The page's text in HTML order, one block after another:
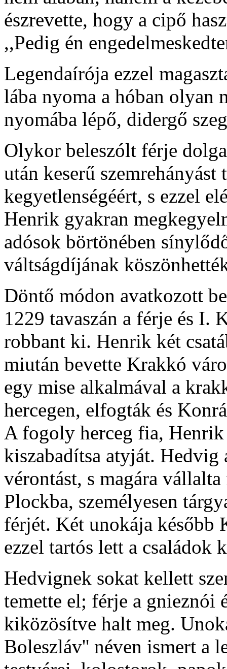
észrevette, hogy a cipő
,,Pedig én
Legendaírója ezzel
lába nyoma a hóban olyan
nyomába lépő, didergő
Olykor beleszólt férje
után keserű
kegyetlenségéért, s ezzel
Henrik gyakran
adósok börtönében
váltságdíjának
Döntő módon avatkozott
1229 tavaszán a férje és I.
robbant ki. Henrik két
miután bevette Krakkó
egy mise alkalmával a
hercegen, elfogták és
A fogoly herceg fia,
kiszabadítsa atyját. Hedvig
vérontást, s magára
Plockba, személyesen
férjét. Két unokája később
ezzel tartós lett a családok
Hedvignek sokat kellett
temette el; férje a gnieznói
kiközösítve halt meg.
Boleszláv'' néven ismert a